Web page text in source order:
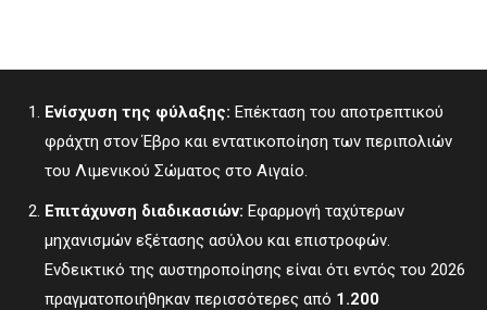
Ενίσχυση της φύλαξης: Επέκταση του αποτρεπτικού
φράχτη στον Έβρο και εντατικοποίηση των περιπολιών
του Λιμενικού Σώματος στο Αιγαίο.
Επιτάχυνση διαδικασιών: Εφαρμογή ταχύτερων
μηχανισμών εξέτασης ασύλου και επιστροφών.
Ενδεικτικό της αυστηροποίησης είναι ότι εντός του 2026
πραγματοποιήθηκαν περισσότερες από 1.200